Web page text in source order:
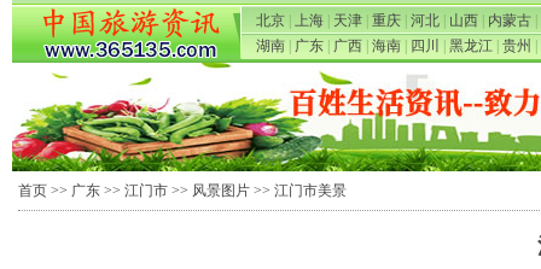
北京 上海 天津 重庆 河北 山西 内蒙古
湖南
广东 广西 海南 四川 黑龙江 贵州
首页 >> 广东 >> 江门市 >> 风景图片 >> 江门市美景